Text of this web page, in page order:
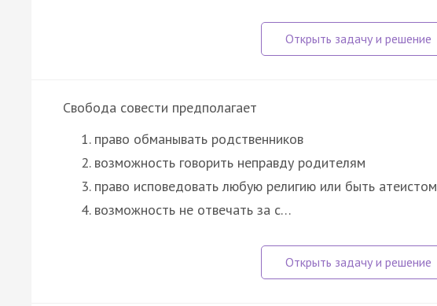
Свобода совести предполагает
право обманывать родственников
возможность говорить неправду родителям
право исповедовать любую религию или быть атеистом
возможность не отвечать за с…